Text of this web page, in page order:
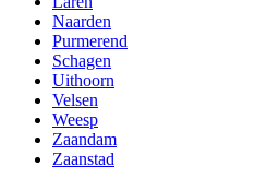
Naarden
Purmerend
Schagen
Uithoorn
Velsen
Weesp
Zaandam
Zaanstad